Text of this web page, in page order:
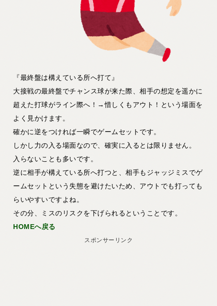
『最終盤は構えている所へ打て』
大接戦の最終盤でチャンス球が来た際、相手の想定を遥かに
超えた打球がライン際へ！→惜しくもアウト！という場面を
よく見かけます。
確かに逆をつければ一瞬でゲームセットです。
しかし力の入る場面なので、確実に入るとは限りません。
入らないことも多いです。
逆に相手が構えている所へ打つと、相手もジャッジミスでゲ
ームセットという失態を避けたいため、アウトでも打っても
らいやすいですよね。
その分、ミスのリスクを下げられるということです。
HOMEへ戻る
スポンサーリンク